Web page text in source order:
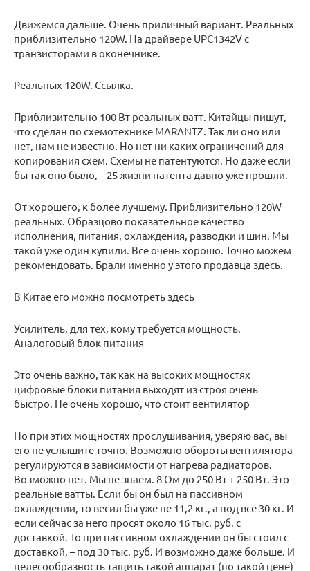
Движемся дальше. Очень приличный вариант. Реальных
приблизительно 120W. На драйвере UPC1342V с
транзисторами в оконечнике.
Реальных 120W. Ссылка.
Приблизительно 100 Вт реальных ватт. Китайцы пишут,
что сделан по схемотехнике MARANTZ. Так ли оно или
нет, нам не известно. Но нет ни каких ограничений для
копирования схем. Схемы не патентуются. Но даже если
бы так оно было, – 25 жизни патента давно уже прошли.
От хорошего, к более лучшему. Приблизительно 120W
реальных. Образцово показательное качество
исполнения, питания, охлаждения, разводки и шин. Мы
такой уже один купили. Все очень хорошо. Точно можем
рекомендовать. Брали именно у этого продавца здесь.
В Китае его можно посмотреть здесь
Усилитель, для тех, кому требуется мощность.
Аналоговый блок питания
Это очень важно, так как на высоких мощностях
цифровые блоки питания выходят из строя очень
быстро. Не очень хорошо, что стоит вентилятор
Но при этих мощностях прослушивания, уверяю вас, вы
его не услышите точно. Возможно обороты вентилятора
регулируются в зависимости от нагрева радиаторов.
Возможно нет. Мы не знаем. 8 Ом до 250 Вт + 250 Вт. Это
реальные ватты. Если бы он был на пассивном
охлаждении, то весил бы уже не 11,2 кг., а под все 30 кг. И
если сейчас за него просят около 16 тыс. руб. с
доставкой. То при пассивном охлаждении он бы стоил с
доставкой, – под 30 тыс. руб. И возможно даже больше. И
целесообразность тащить такой аппарат (по такой цене)